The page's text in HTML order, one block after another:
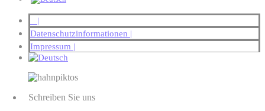
|
Datenschutzinformationen |
Impressum |
Schreiben Sie uns